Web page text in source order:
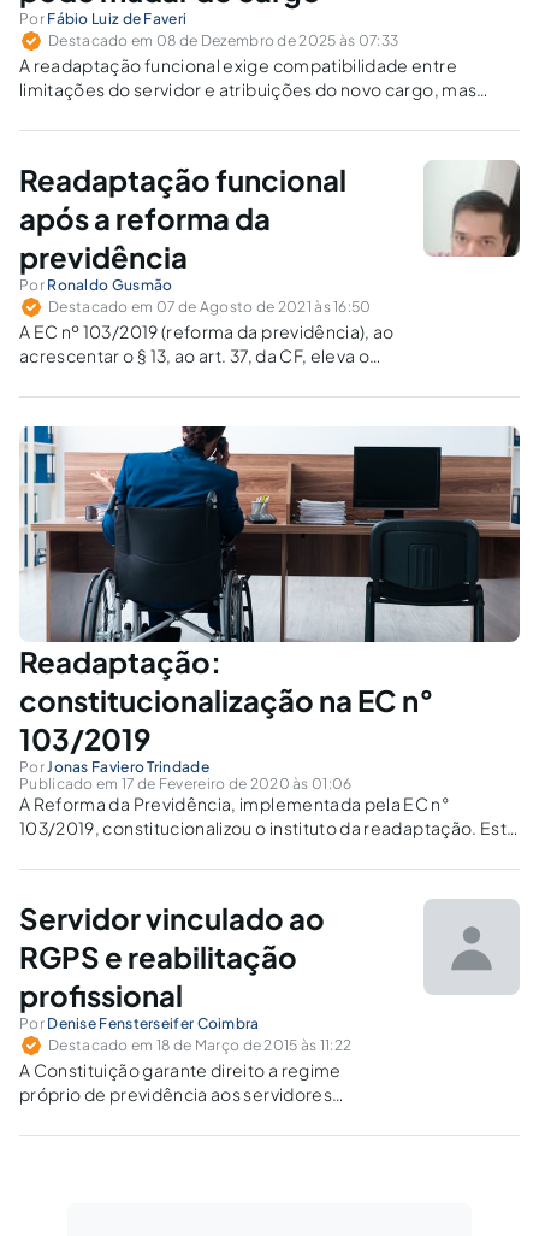
Por Fábio Luiz de Faveri
Destacado em 08 de Dezembro de 2025 às 07:33
A readaptação funcional exige compatibilidade entre
limitações do servidor e atribuições do novo cargo, mas
Quais são os limites jurídicos para mudar o cargo sem
Readaptação funcional
após a reforma da
previdência
Por Ronaldo Gusmão
Destacado em 07 de Agosto de 2021 às 16:50
A EC nº 103/2019 (reforma da previdência), ao
acrescentar o § 13, ao art. 37, da CF, eleva o
constitucional, restando a dúvida se, pela nova
redação, ainda é admissível tratá-la como
provimento derivado de cargo público.
Readaptação:
constitucionalização na EC n°
103/2019
Por Jonas Faviero Trindade
Publicado em 17 de Fevereiro de 2020 às 01:06
A Reforma da Previdência, implementada pela EC n°
103/2019, constitucionalizou o instituto da readaptação. Este
forma de provimento derivado de cargos públicos.
Servidor vinculado ao
RGPS e reabilitação
profissional
Por Denise Fensterseifer Coimbra
Destacado em 18 de Março de 2015 às 11:22
A Constituição garante direito a regime
próprio de previdência aos servidores
entretanto, deixam de cumprir o comando